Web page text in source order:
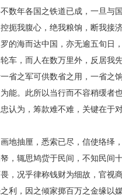
数年各国之铁道已成，一旦与
扼我腹心，绝我粮饷，断我接
的海而达中国，亦无逾五旬日
车，而人在数万里外，反居我
省之军可供数省之用，一省之
能。此所以当行而不容稍缓者
认为，筹款难不难，关键在于
地抽厘，悉索已尽，信使络绎
，辄思鸠赀于民间，不知民间
，况乎律称钱财为细故，官视
利，因之倾家掷百万之金缘以